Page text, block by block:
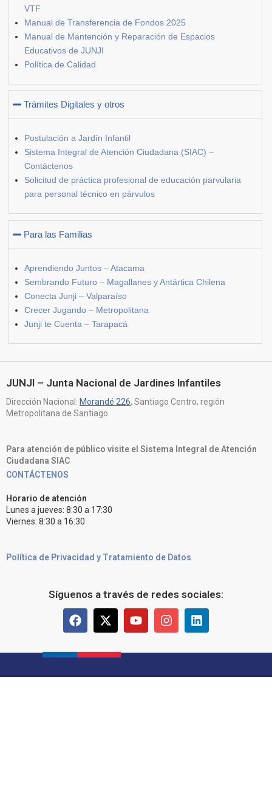
VTF
Manual de Transferencia de Fondos 2025
Manual de Mantención y Reparación de Espacios
Educativos de JUNJI
Política de Calidad
Trámites Digitales y otros
Postulación a Jardín Infantil
Sistema Integral de Atención Ciudadana (SIAC) –
Contáctenos
Solicitud de práctica profesional de educación parvularia
para personal técnico en párvulos
Para las Familias
Aprendiendo Juntos – Atacama
Sembrando Futuro – Magallanes y Antártica Chilena
Conecta Junji – Valparaíso
Crecer Jugando – Metropolitana
Junji te Cuenta – Tarapacá
JUNJI – Junta Nacional de Jardines Infantiles
Dirección Nacional: Morandé 226, Santiago Centro, región
Metropolitana de Santiago.
Para atención de público visite el Sistema Integral de Atención
Ciudadana SIAC
CONTÁCTENOS
Horario de atención
Lunes a jueves: 8:30 a 17:30
Viernes: 8:30 a 16:30
Política de Privacidad y Tratamiento de Datos
Síguenos a través de redes sociales: